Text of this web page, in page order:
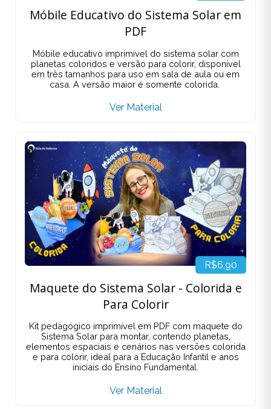
Móbile Educativo do Sistema Solar em
PDF
Móbile educativo imprimível do sistema solar com
planetas coloridos e versão para colorir, disponível
em três tamanhos para uso em sala de aula ou em
casa. A versão maior é somente colorida.
Ver Material
R$6,90
Maquete do Sistema Solar - Colorida e
Para Colorir
Kit pedagógico imprimível em PDF com maquete do
Sistema Solar para montar, contendo planetas,
elementos espaciais e cenários nas versões colorida
e para colorir, ideal para a Educação Infantil e anos
iniciais do Ensino Fundamental.
Ver Material